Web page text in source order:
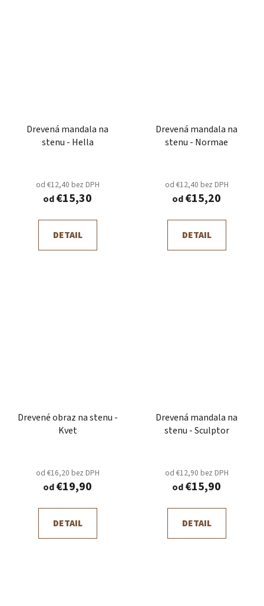
Drevená mandala na
stenu - Hella
od €12,40 bez DPH
od€15,30
DETAIL
Drevená mandala na
stenu - Normae
od €12,40 bez DPH
od€15,20
DETAIL
Drevené obraz na stenu -
Kvet
od €16,20 bez DPH
od€19,90
DETAIL
Drevená mandala na
stenu - Sculptor
od €12,90 bez DPH
od€15,90
DETAIL